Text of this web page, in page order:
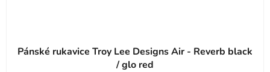
Pánské rukavice Troy Lee Designs Air - Reverb black
/ glo red